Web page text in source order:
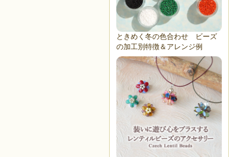
ときめく冬の色合わせ ビーズ
の加工別特徴＆アレンジ例